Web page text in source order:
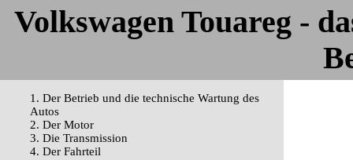
Volkswagen Touareg -
1. Der Betrieb und die technische Wartung des
Autos
2. Der Motor
3. Die Transmission
4. Der Fahrteil